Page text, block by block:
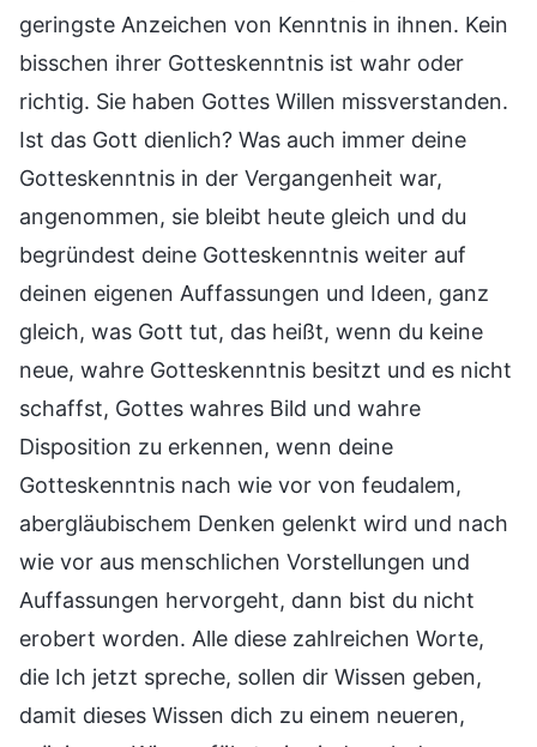
geringste Anzeichen von Kenntnis in ihnen. Kein
bisschen ihrer Gotteskenntnis ist wahr oder
richtig. Sie haben Gottes Willen missverstanden.
Ist das Gott dienlich? Was auch immer deine
Gotteskenntnis in der Vergangenheit war,
angenommen, sie bleibt heute gleich und du
begründest deine Gotteskenntnis weiter auf
deinen eigenen Auffassungen und Ideen, ganz
gleich, was Gott tut, das heißt, wenn du keine
neue, wahre Gotteskenntnis besitzt und es nicht
schaffst, Gottes wahres Bild und wahre
Disposition zu erkennen, wenn deine
Gotteskenntnis nach wie vor von feudalem,
abergläubischem Denken gelenkt wird und nach
wie vor aus menschlichen Vorstellungen und
Auffassungen hervorgeht, dann bist du nicht
erobert worden. Alle diese zahlreichen Worte,
die Ich jetzt spreche, sollen dir Wissen geben,
damit dieses Wissen dich zu einem neueren,